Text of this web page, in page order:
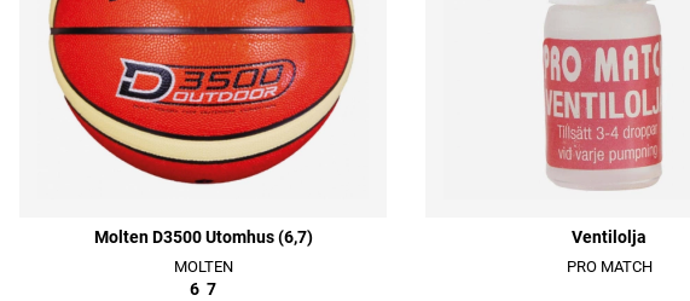
Molten D3500 Utomhus (6,7)
MOLTEN
6 7
Ventilolja
PRO MATCH